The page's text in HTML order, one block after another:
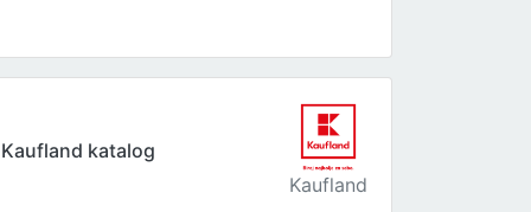
Kaufland katalog
Kaufland